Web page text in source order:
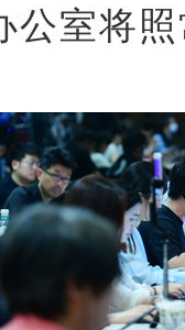
公室将